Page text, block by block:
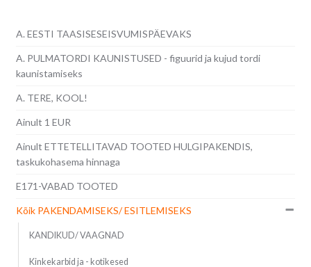
A. EESTI TAASISESEISVUMISPÄEVAKS
A. PULMATORDI KAUNISTUSED - figuurid ja kujud tordi
kaunistamiseks
A. TERE, KOOL!
Ainult 1 EUR
Ainult ETTETELLITAVAD TOOTED HULGIPAKENDIS,
taskukohasema hinnaga
E171-VABAD TOOTED
Kõik PAKENDAMISEKS/ ESITLEMISEKS
KANDIKUD/ VAAGNAD
Kinkekarbid ja - kotikesed